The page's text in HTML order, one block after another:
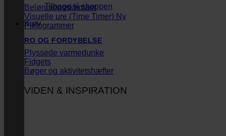
Tilbage til shoppen
Kurv
Belønningsskemaer
Visuelle ure (Time Timer)
Piktogrammer
RO OG FORDYBELSE
Plyssede varmedunke
Fidgets
Bøger og aktivitetshæfter
VIDEN & INSPIRATION